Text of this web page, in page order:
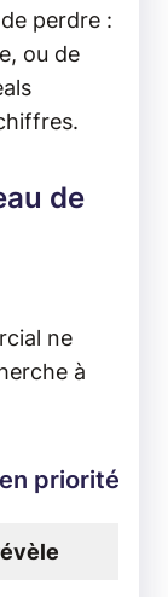
perdre :
ou de
de
ne
à
priorité